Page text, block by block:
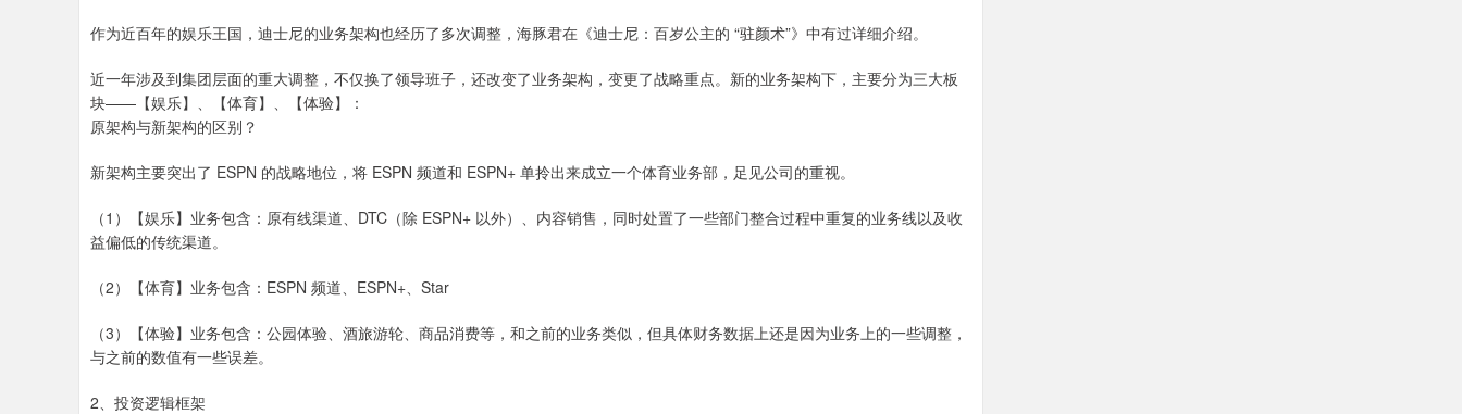
作为近百年的娱乐王国，迪士尼的业务架构也经历了多次调整，海豚君在《迪士尼：百岁公主的 “驻颜术”》中有过详细介绍。
近一年涉及到集团层面的重大调整，不仅换了领导班子，还改变了业务架构，变更了战略重点。新的业务架构下，主要分为三大板
块——【娱乐】、【体育】、【体验】：
原架构与新架构的区别？
新架构主要突出了 ESPN 的战略地位，将 ESPN 频道和 ESPN+ 单拎出来成立一个体育业务部，足见公司的重视。
（1）【娱乐】业务包含：原有线渠道、DTC（除 ESPN+ 以外）、内容销售，同时处置了一些部门整合过程中重复的业务线以及收
益偏低的传统渠道。
（2）【体育】业务包含：ESPN 频道、ESPN+、Star
（3）【体验】业务包含：公园体验、酒旅游轮、商品消费等，和之前的业务类似，但具体财务数据上还是因为业务上的一些调整，
与之前的数值有一些误差。
2、投资逻辑框架